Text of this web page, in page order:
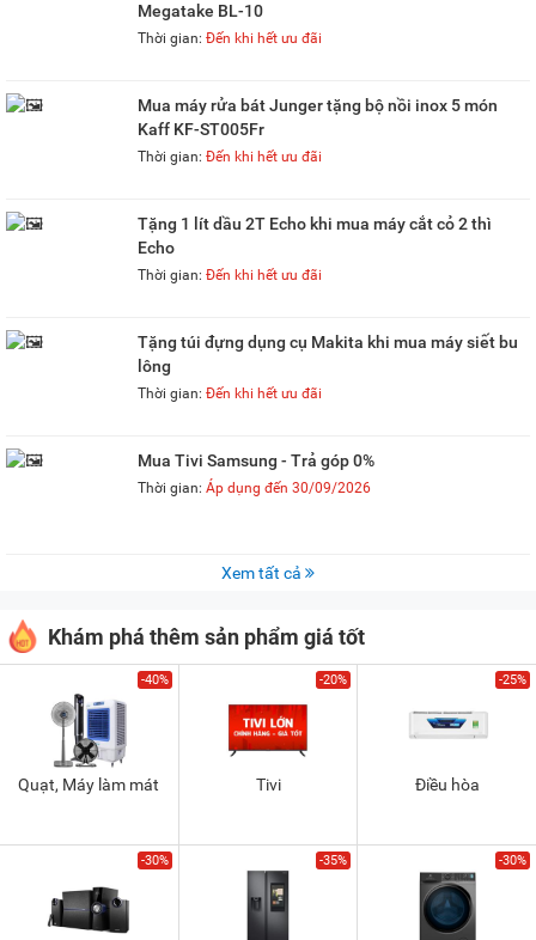
Megatake BL-10
Thời gian: Đến khi hết ưu đãi
Mua máy rửa bát Junger tặng bộ nồi inox 5 món
Kaff KF-ST005Fr
Thời gian: Đến khi hết ưu đãi
Tặng 1 lít dầu 2T Echo khi mua máy cắt cỏ 2 thì
Echo
Thời gian: Đến khi hết ưu đãi
Tặng túi đựng dụng cụ Makita khi mua máy siết bu
lông
Thời gian: Đến khi hết ưu đãi
Mua Tivi Samsung - Trả góp 0%
Thời gian: Áp dụng đến 30/09/2026
Xem tất cả
Khám phá thêm sản phẩm giá tốt
-40%
Quạt, Máy làm mát
-20%
Tivi
-25%
Điều hòa
-30% -35% -30%